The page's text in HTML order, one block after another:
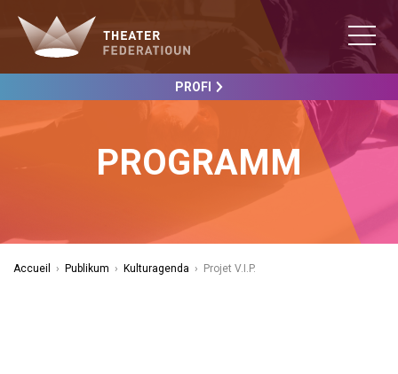
PROFI
PROGRAMM
Accueil › Publikum › Kulturagenda › Projet V.I.P.